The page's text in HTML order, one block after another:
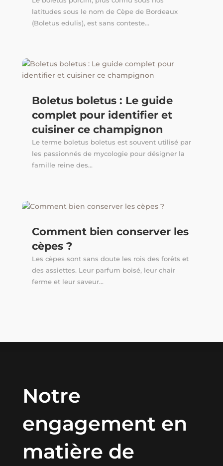
latitudes sous le nom de Cèpe de Bordeaux
(Boletus edulis), est sans conteste...
Boletus boletus : Le guide
complet pour identifier et
cuisiner ce champignon
Le terme boletus boletus est souvent utilisé par
les passionnés de mycologie pour désigner la
famille reine des...
Comment bien conserver les
cèpes ?
Les cèpes sont sans doute les rois des forêts et
des assiettes. Leur parfum boisé, leur chair
ferme et leur saveur...
Notre
engagement en
matière de